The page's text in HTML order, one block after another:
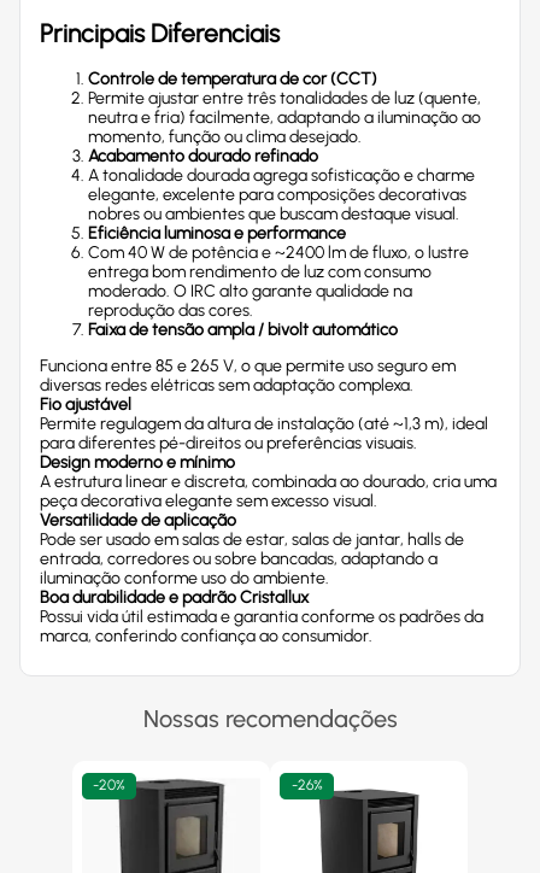
Principais Diferenciais
Controle de temperatura de cor (CCT)
Permite ajustar entre três tonalidades de luz (quente,
neutra e fria) facilmente, adaptando a iluminação ao
momento, função ou clima desejado.
Acabamento dourado refinado
A tonalidade dourada agrega sofisticação e charme
elegante, excelente para composições decorativas
nobres ou ambientes que buscam destaque visual.
Eficiência luminosa e performance
Com 40 W de potência e ~2400 lm de fluxo, o lustre
entrega bom rendimento de luz com consumo
moderado. O IRC alto garante qualidade na
reprodução das cores.
Faixa de tensão ampla / bivolt automático
Funciona entre 85 e 265 V, o que permite uso seguro em
diversas redes elétricas sem adaptação complexa.
Fio ajustável
Permite regulagem da altura de instalação (até ~1,3 m), ideal
para diferentes pé-direitos ou preferências visuais.
Design moderno e mínimo
A estrutura linear e discreta, combinada ao dourado, cria uma
peça decorativa elegante sem excesso visual.
Versatilidade de aplicação
Pode ser usado em salas de estar, salas de jantar, halls de
entrada, corredores ou sobre bancadas, adaptando a
iluminação conforme uso do ambiente.
Boa durabilidade e padrão Cristallux
Possui vida útil estimada e garantia conforme os padrões da
marca, conferindo confiança ao consumidor.
Nossas recomendações
-20% -26%